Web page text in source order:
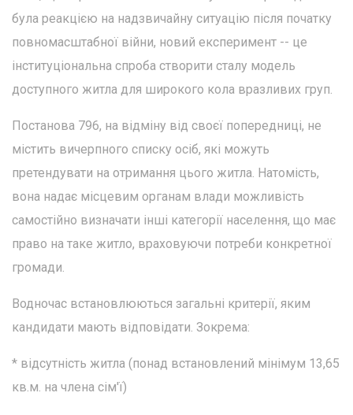
була реакцією на надзвичайну ситуацію після початку
повномасштабної війни, новий експеримент -- це
інституціональна спроба створити сталу модель
доступного житла для широкого кола вразливих груп.
Постанова 796, на відміну від своєї попередниці, не
містить вичерпного списку осіб, які можуть
претендувати на отримання цього житла. Натомість,
вона надає місцевим органам влади можливість
самостійно визначати інші категорії населення, що має
право на таке житло, враховуючи потреби конкретної
громади.
Водночас встановлюються загальні критерії, яким
кандидати мають відповідати. Зокрема:
* відсутність житла (понад встановлений мінімум 13,65
кв.м. на члена сім'ї)